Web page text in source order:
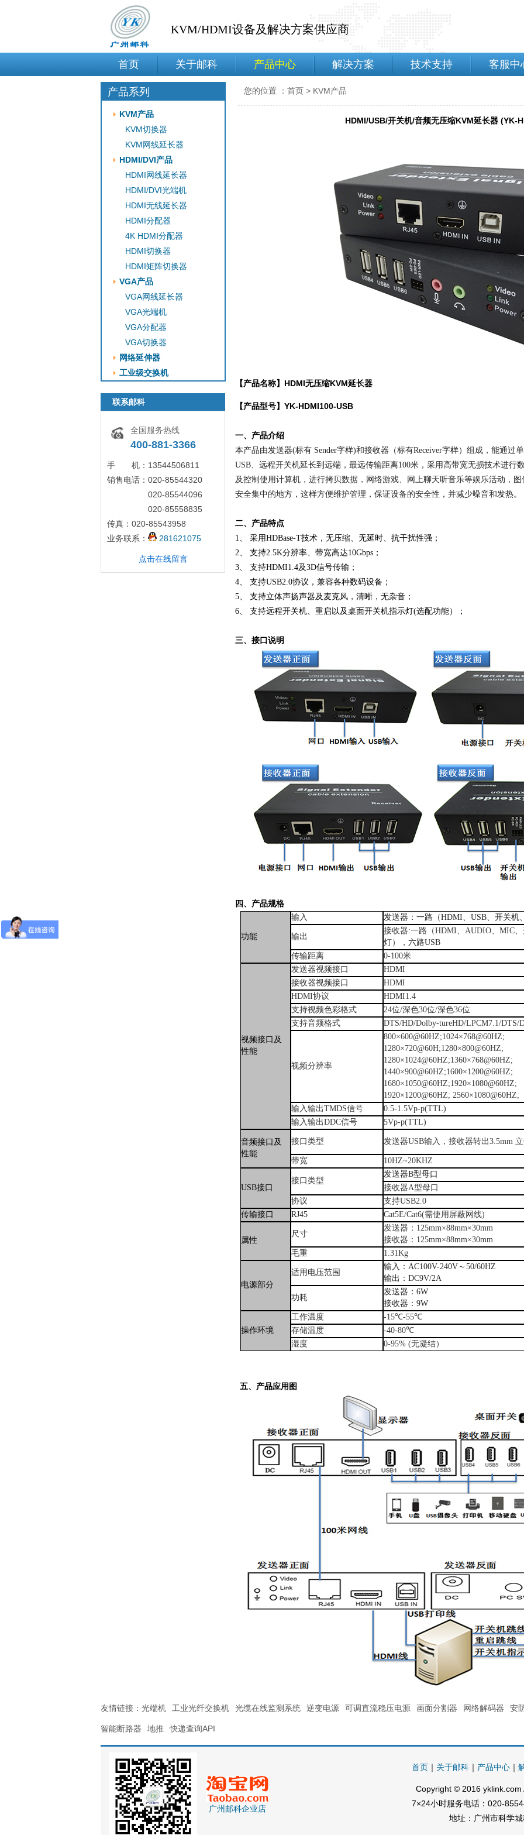
KVM/HDMI设备及解决方案供应商
首页 关于邮科 产品中心 解决方案 技术支持 客服中
产品系列
KVM产品
KVM切换器
KVM网线延长器
HDMI/DVI产品
HDMI网线延长器
HDMI/DVI光端机
HDMI无线延长器
HDMI分配器
4K HDMI分配器
HDMI切换器
HDMI矩阵切换器
VGA产品
VGA网线延长器
VGA光端机
VGA分配器
VGA切换器
网络延伸器
工业级交换机
联系邮科
全国服务热线
400-881-3366
手 机：13544506811
销售电话：020-85544320
020-85544096
020-85558835
传真：020-85543958
业务联系：
281621075
点击在线留言
您的位置 ： 首页 > KVM产品
HDMI/USB/开关机/音频无压缩KVM延长器 (YK-
【产品名称】HDMI无压缩KVM延长器
【产品型号】 YK-HDMI100-USB
一、产品介绍
本产品由发送器(标有 Sender字样)和接收器（标有Receiver字样）组成，能通过
USB、远程开关机延长到远端，最远传输距离100米，采用高带宽无损技术进行
及控制使用计算机，进行拷贝数据，网络游戏、网上聊天听音乐等娱乐活动，
安全集中的地方，这样方便维护管理，保证设备的安全性，并减少噪音和发热。
二、 产品特点
1、 采用HDBase-T技术，无压缩、无延时、抗干扰性强；
2、 支持2.5K分辨率、带宽高达10Gbps；
3、 支持HDMI1.4及3D信号传输；
4、 支持USB2.0协议，兼容各种数码设备；
5、 支持立体声扬声器及麦克风，清晰，无杂音；
6、 支持远程开关机、重启以及桌面开关机指示灯(选配功能）；
三、接口说明
四、 产品规格
功能
输入 发送器：一路（HDMI、USB、开关机
输出
接收器:一路（HDMI、AUDIO、MIC
灯），六路USB
传输距离
0-100米
视频接口及
性能
发送器视频接口
HDMI
接收器视频接口
HDMI
HDMI协议
HDMI1.4
支持视频色彩格式
24位/深色30位/深色36位
支持音频格式
DTS/HD/Dolby-tureHD/LPCM7.1/DTS/
视频分辨率
800×600@60HZ;1024×768@60HZ;
1280×720@60H;1280×800@60HZ;
1280×1024@60HZ;1360×768@60HZ;
1440×900@60HZ;1600×1200@60HZ;
1680×1050@60HZ;1920×1080@60HZ;
1920×1200@60HZ; 2560×1080@60HZ;
输入输出TMDS信号
0.5-1.5Vp-p(TTL)
输入输出DDC信号 5Vp-p(TTL)
音频接口及
性能
接口类型 发送器USB输入，接收器转出3.5mm
带宽 10HZ~20KHZ
USB接口
接口类型
发送器B型母口
接收器A型母口
协议
支持USB2.0
传输接口
RJ45 Cat5E/Cat6(需使用屏蔽网线)
属性
尺寸
发送器： 125mm×88mm×30mm
接收器： 125mm×88mm×30mm
毛重
1.31Kg
电源部分
适用电压范围
输入：AC100V-240V ～50/60HZ
输出：DC9V/2A
功耗
发送器：6W
接收器：9W
操作环境
工作温度 -15℃-55℃
存储温度
-40-80℃
湿度
0-95% (无凝结）
五、 产品应用图
友情链接： 光端机 工业光纤交换机 光缆在线监测系统 逆变电源 可调直流稳压电源 画面分割器 网络解码器 安
智能断路器 地推 快递查询API
广州邮科企业店
首页 ｜ 关于邮科 ｜ 产品中心 ｜
Copyright © 2016 yklink.com
7×24小时服务电话：020-
地址：广州市科学